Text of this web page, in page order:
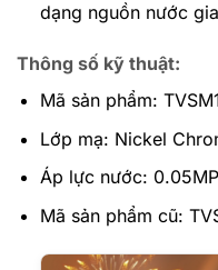
dạng nguồn nước
Thông số kỹ thuật:
Mã sản phẩm:
Lớp mạ: Nickel
Áp lực nước:
Mã sản phẩm cũ: